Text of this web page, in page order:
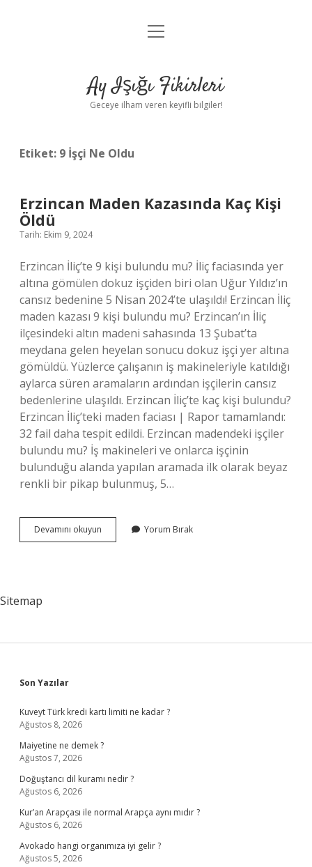
Anasayfa
Yasal Uyarı
menüyü
Ay Işığı Fikirleri
Geceye ilham veren keyifli bilgiler!
Etiket: 9 İşçi Ne Oldu
Erzincan Maden Kazasında Kaç Kişi
Öldü
Tarih: Ekim 9, 2024
Erzincan İliç’te 9 kişi bulundu mu? İliç faciasında yer
altına gömülen dokuz işçiden biri olan Uğur Yıldız’ın
cansız bedenine 5 Nisan 2024’te ulaşıldı! Erzincan İliç
maden kazası 9 kişi bulundu mu? Erzincan’ın İliç
ilçesindeki altın madeni sahasında 13 Şubat’ta
meydana gelen heyelan sonucu dokuz işçi yer altına
gömüldü. Yüzlerce çalışanın iş makineleriyle katıldığı
aylarca süren aramaların ardından işçilerin cansız
bedenlerine ulaşıldı. Erzincan İliç’te kaç kişi bulundu?
Erzincan İliç’teki maden faciası | Rapor tamamlandı:
32 fail daha tespit edildi. Erzincan madendeki işçiler
bulundu mu? İş makineleri ve onlarca işçinin
bulunduğu alanda yapılan aramada ilk olarak beyaz
renkli bir pikap bulunmuş, 5…
Devamını okuyun Erzincan
Maden
Yorum Bırak
Sitemap
Sidebar
Son Yazılar
Kuveyt Türk kredi kartı limiti ne kadar ?
Ağustos 8, 2026
Maiyetine ne demek ?
Ağustos 7, 2026
Doğuştancı dil kuramı nedir ?
Ağustos 6, 2026
Kur’an Arapçası ile normal Arapça aynı mıdır ?
Ağustos 6, 2026
Avokado hangi organımıza iyi gelir ?
Ağustos 5, 2026